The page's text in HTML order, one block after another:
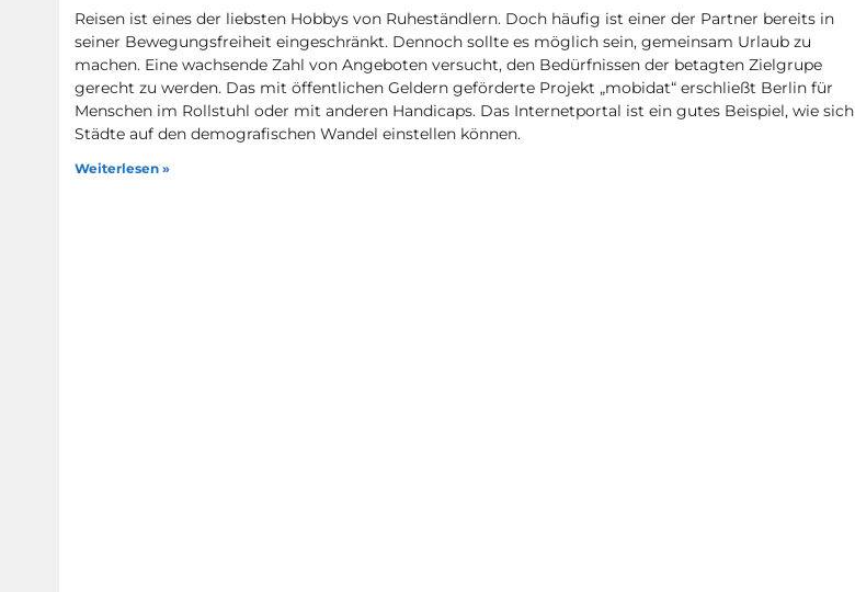
Reisen ist eines der liebsten Hobbys von Ruheständlern. Doch häufig ist einer der Partner bereits in
seiner Bewegungsfreiheit eingeschränkt. Dennoch sollte es möglich sein, gemeinsam Urlaub zu
machen. Eine wachsende Zahl von Angeboten versucht, den Bedürfnissen der betagten Zielgrupe
gerecht zu werden. Das mit öffentlichen Geldern geförderte Projekt „mobidat“ erschließt Berlin für
Menschen im Rollstuhl oder mit anderen Handicaps. Das Internetportal ist ein gutes Beispiel, wie sich
Städte auf den demografischen Wandel einstellen können.
Weiterlesen »